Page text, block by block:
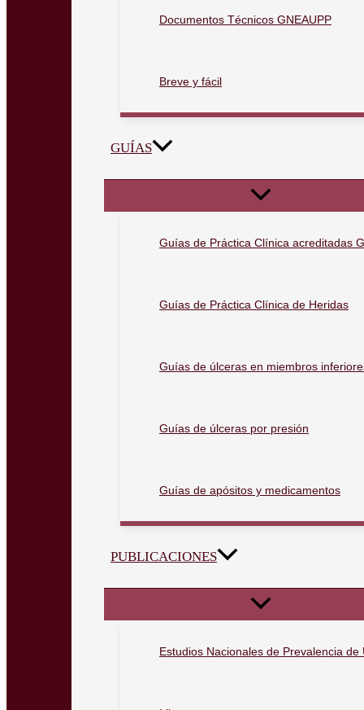
Documentos Técnicos GNEAUPP
Breve y fácil
GUÍAS
Guías de Práctica Clínica acreditadas
Guías de Práctica Clínica de Heridas
Guías de úlceras en miembros
Guías de úlceras por presión
Guías de apósitos y medicamentos
PUBLICACIONES
Estudios Nacionales de Prevalencia de